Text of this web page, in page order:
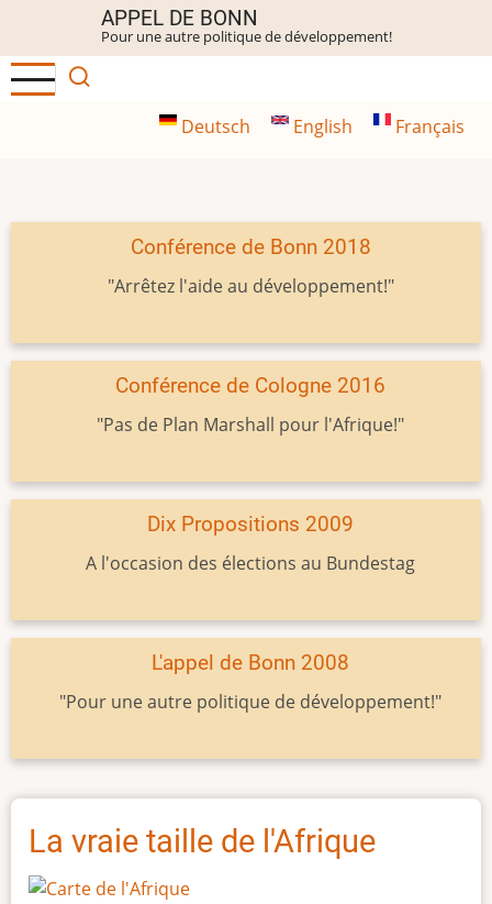
contenu
principal
APPEL DE BONN
Pour une autre politique de développement!
Deutsch English Français
Conférence de Bonn 2018
"Arrêtez l'aide au développement!"
Conférence de Cologne 2016
"Pas de Plan Marshall pour l'Afrique!"
Dix Propositions 2009
A l'occasion des élections au Bundestag
L'appel de Bonn 2008
"Pour une autre politique de développement!"
La vraie taille de l'Afrique